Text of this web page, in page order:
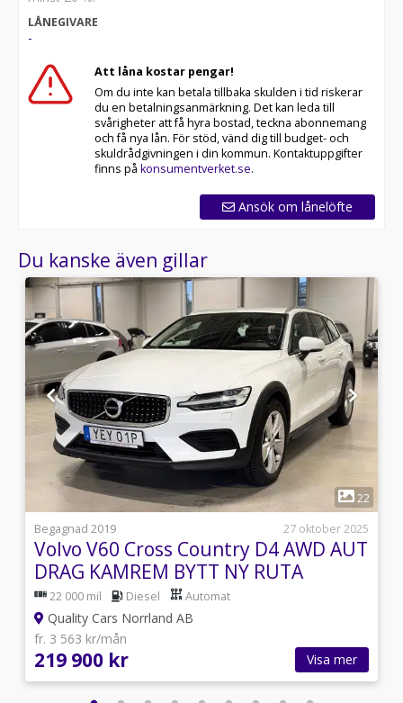
LÅNEGIVARE
-
Att låna kostar pengar!
Om du inte kan betala tillbaka skulden i tid riskerar
du en betalningsanmärkning. Det kan leda till
svårigheter att få hyra bostad, teckna abonnemang
och få nya lån. För stöd, vänd dig till budget- och
skuldrådgivningen i din kommun. Kontaktuppgifter
finns på konsumentverket.se.
Ansök om lånelöfte
Du kanske även gillar
1
22
Begagnad 2019
27 oktober 2025
Volvo V60 Cross Country D4 AWD AUT
DRAG KAMREM BYTT NY RUTA
22 000 mil Diesel Automat
Quality Cars Norrland AB
fr. 3 563 kr/mån
219 900 kr Visa mer